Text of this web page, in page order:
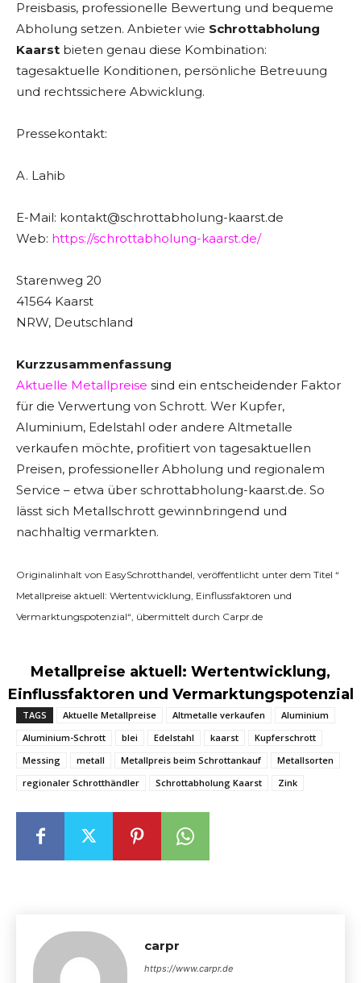
Preisbasis, professionelle Bewertung und bequeme
Abholung setzen. Anbieter wie Schrottabholung
Kaarst bieten genau diese Kombination:
tagesaktuelle Konditionen, persönliche Betreuung
und rechtssichere Abwicklung.
Pressekontakt:
A. Lahib
E-Mail: kontakt@schrottabholung-kaarst.de
Web: https://schrottabholung-kaarst.de/
Starenweg 20
41564 Kaarst
NRW, Deutschland
Kurzzusammenfassung
Aktuelle Metallpreise sind ein entscheidender Faktor
für die Verwertung von Schrott. Wer Kupfer,
Aluminium, Edelstahl oder andere Altmetalle
verkaufen möchte, profitiert von tagesaktuellen
Preisen, professioneller Abholung und regionalem
Service – etwa über schrottabholung-kaarst.de. So
lässt sich Metallschrott gewinnbringend und
nachhaltig vermarkten.
Originalinhalt von EasySchrotthandel, veröffentlicht unter dem Titel “
Metallpreise aktuell: Wertentwicklung, Einflussfaktoren und
Vermarktungspotenzial“, übermittelt durch Carpr.de
Metallpreise aktuell: Wertentwicklung,
Einflussfaktoren und Vermarktungspotenzial
TAGS Aktuelle Metallpreise Altmetalle verkaufen
Aluminium
Aluminium-Schrott
blei Edelstahl kaarst
Kupferschrott
Messing
metall Metallpreis beim Schrottankauf
Metallsorten
regionaler Schrotthändler
Schrottabholung Kaarst Zink
carpr
https://www.carpr.de